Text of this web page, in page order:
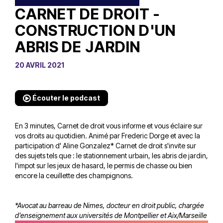
CARNET DE DROIT -
CONSTRUCTION D'UN
ABRIS DE JARDIN
20 AVRIL 2021
Écouter le podcast
En 3 minutes, Carnet de droit vous informe et vous éclaire sur
vos droits au quotidien. Animé par Frederic Dorge et avec la
participation d' Aline Gonzalez* Carnet de droit s'invite sur
des sujets tels que : le stationnement urbain, les abris de jardin,
l'impot sur les jeux de hasard, le permis de chasse ou bien
encore la ceuillette des champignons.
*Avocat au barreau de Nimes, docteur en droit public, chargée
d'enseignement aux universités de Montpellier et Aix/Marseille